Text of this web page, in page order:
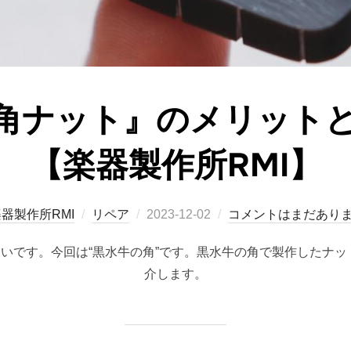
ナット』のメリット
【楽器製作所RMI】
製作所RMI リペア
投
日:
2023-12-02 コメントはまだあり
です。今回は“黒水牛の角”です。黒水牛の角で製作したナッ
介します。